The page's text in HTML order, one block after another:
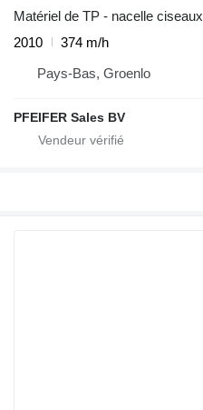
Matériel de TP - nacelle ciseaux
2010
374 m/h
Pays-Bas, Groenlo
PFEIFER Sales BV